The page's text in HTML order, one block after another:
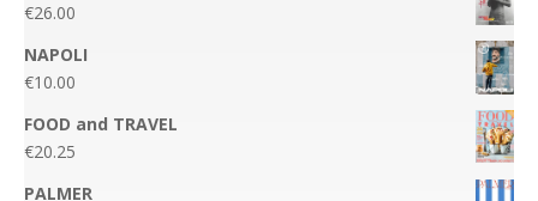
€26.00
NAPOLI
€10.00
FOOD and TRAVEL
€20.25
PALMER